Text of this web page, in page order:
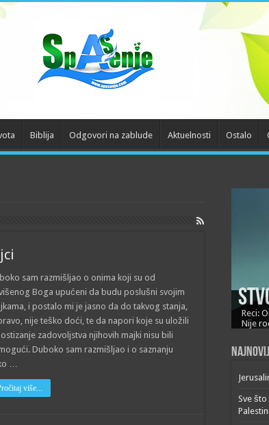
Biblija Odgovori na zablude Aktuelnosti Ostalo
sam razmišljao o onima koji su od
Boga upućeni da budu poslušni svojim
i postalo mi je jasno da do takvog stanja,
nije teško doći, te da napori koje su uložili
zadovoljstva njihovih majki nisu bili
Duboko sam razmišljao i o saznanju
…
više...
Reci:
Nije
Sve što